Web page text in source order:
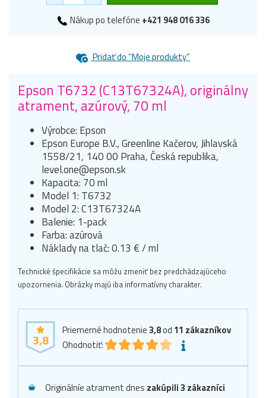
Nákup po telefóne +421 948 016 336
Pridať do “Moje produkty”
Epson T6732 (C13T67324A), originálny
atrament, azúrový, 70 ml
Výrobce: Epson
Epson Europe B.V., Greenline Kačerov, Jihlavská
1558/21, 140 00 Praha, Česká republika,
level.one@epson.sk
Kapacita: 70 ml
Model 1: T6732
Model 2: C13T67324A
Balenie: 1-pack
Farba: azúrová
Náklady na tlač: 0.13 € / ml
Technické špecifikácie sa môžu zmeniť bez predchádzajúceho
upozornenia. Obrázky majú iba informatívny charakter.
3,8
Priemerné hodnotenie3,8od 11 zákazníkov
Ohodnotiť:
Originálníe atrament dnes zakúpili 3 zákazníci